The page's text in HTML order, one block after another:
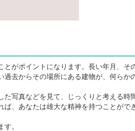
がポイントになります。長い年月、そ
去からその場所にある建物が、何らか
写真などを見て、じっくりと考える時
、あなたは雄大な精神を持つことがで
。